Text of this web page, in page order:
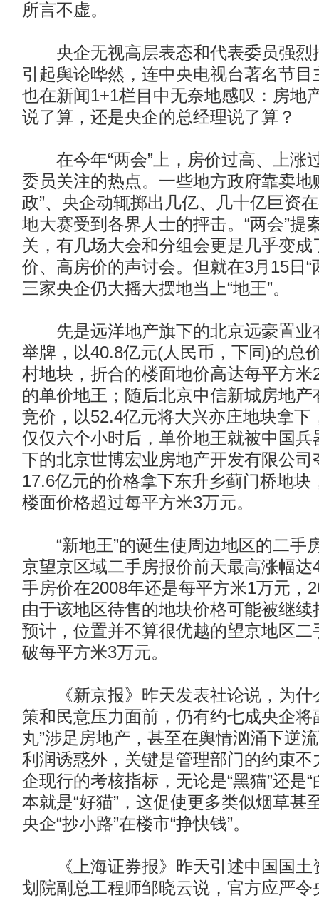
所言不虚。
央企无视高层表态和代表委员强烈
引起舆论哗然，连中央电视台著名节
也在新闻1+1栏目中无奈地感叹：房地
说了算，还是央企的总经理说了算？
在今年“两会”上，房价过高、上涨
委员关注的热点。一些地方政府靠卖地
政”、央企动辄掷出几亿、几十亿巨资
地大赛受到各界人士的抨击。“两会”提
关，有几场大会和分组会更是几乎变
价、高房价的声讨会。但就在3月15日“
三家央企仍大摇大摆地当上“地王”。
先是远洋地产旗下的北京远豪置业
举牌，以40.8亿元(人民币，下同)的总
村地块，折合的楼面地价高达每平方米
的单价地王；随后北京中信新城房地产
竞价，以52.4亿元将大兴亦庄地块拿下
仅仅六个小时后，单价地王就被中国兵
下的北京世博宏业房地产开发有限公司
17.6亿元的价格拿下东升乡蓟门桥地块
楼面价格超过每平方米3万元。
“新地王”的诞生使周边地区的二手
京望京区域二手房报价前天最高涨幅达
手房价在2008年还是每平方米1万元，
由于该地区待售的地块价格可能被继
预计，位置并不算很优越的望京地区二
破每平方米3万元。
《新京报》昨天发表社论说，为什
策和民意压力面前，仍有约七成央企将
丸”涉足房地产，甚至在舆情汹涌下逆
利润诱惑外，关键是管理部门的约束不
企现行的考核指标，无论是“黑猫”还是
本就是“好猫”，这促使更多类似烟草甚
央企“抄小路”在楼市“挣快钱”。
《上海证券报》昨天引述中国国土
划院副总工程师邹晓云说，官方应严令